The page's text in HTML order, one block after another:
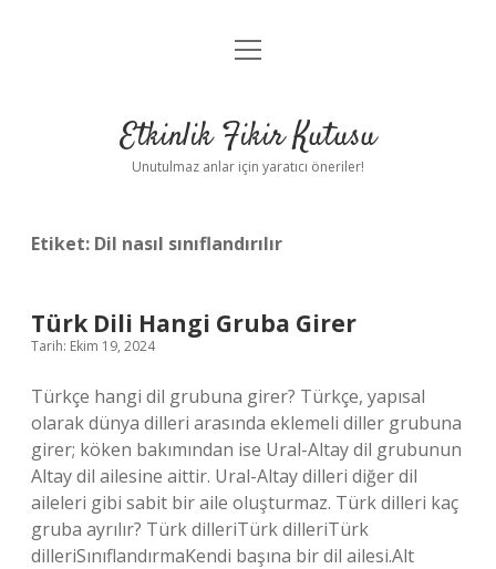
Anasayfa
Yasal Uyarı
menüyü
Etkinlik Fikir Kutusu
Unutulmaz anlar için yaratıcı öneriler!
Etiket: Dil nasıl sınıflandırılır
Türk Dili Hangi Gruba Girer
Tarih: Ekim 19, 2024
Türkçe hangi dil grubuna girer? Türkçe, yapısal
olarak dünya dilleri arasında eklemeli diller grubuna
girer; köken bakımından ise Ural-Altay dil grubunun
Altay dil ailesine aittir. Ural-Altay dilleri diğer dil
aileleri gibi sabit bir aile oluşturmaz. Türk dilleri kaç
gruba ayrılır? Türk dilleriTürk dilleriTürk
dilleriSınıflandırmaKendi başına bir dil ailesi.Alt